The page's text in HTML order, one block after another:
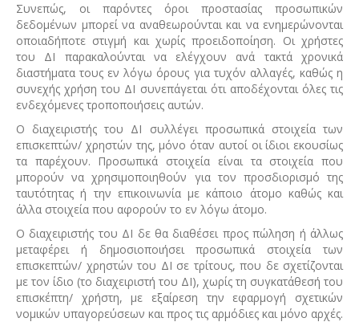
Συνεπώς, οι παρόντες όροι προστασίας προσωπικών
δεδομένων μπορεί να αναθεωρούνται και να ενημερώνονται
οποιαδήποτε στιγμή και χωρίς προειδοποίηση. Οι χρήστες
του ΔΙ παρακαλούνται να ελέγχουν ανά τακτά χρονικά
διαστήματα τους εν λόγω όρους για τυχόν αλλαγές, καθώς η
συνεχής χρήση του ΔΙ συνεπάγεται ότι αποδέχονται όλες τις
ενδεχόμενες τροποποιήσεις αυτών.
Ο διαχειριστής του ΔΙ συλλέγει προσωπικά στοιχεία των
επισκεπτών/ χρηστών της, μόνο όταν αυτοί οι ίδιοι εκουσίως
τα παρέχουν. Προσωπικά στοιχεία είναι τα στοιχεία που
μπορούν να χρησιμοποιηθούν για τον προσδιορισμό της
ταυτότητας ή την επικοινωνία με κάποιο άτομο καθώς και
άλλα στοιχεία που αφορούν το εν λόγω άτομο.
Ο διαχειριστής του ΔΙ δε θα διαθέσει προς πώληση ή άλλως
μεταφέρει ή δημοσιοποιήσει προσωπικά στοιχεία των
επισκεπτών/ χρηστών του ΔΙ σε τρίτους, που δε σχετίζονται
με τον ίδιο (το διαχειριστή του ΔΙ), χωρίς τη συγκατάθεσή του
επισκέπτη/ χρήστη, με εξαίρεση την εφαρμογή σχετικών
νομικών υπαγορεύσεων και προς τις αρμόδιες και μόνο αρχές.